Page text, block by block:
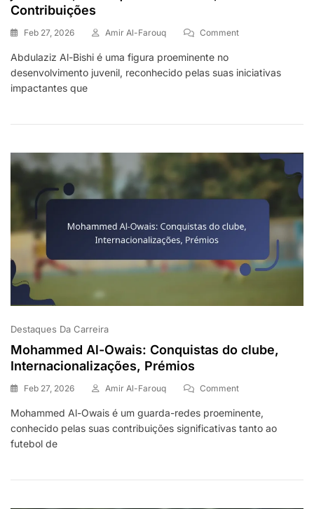
Contribuições
Feb 27, 2026 Amir Al-Farouq CommentOn
Bishi:
Destaques
Carreira,
Contribuições
Abdulaziz Al-Bishi é uma figura proeminente no
desenvolvimento juvenil, reconhecido pelas suas iniciativas
impactantes que
Destaques Da Carreira
Mohammed Al-Owais: Conquistas do clube,
Internacionalizações, Prémios
Feb 27, 2026 Amir Al-Farouq CommentOn
Al-
Owais:
Mohammed Al-Owais é um guarda-redes proeminente,
conhecido pelas suas contribuições significativas tanto ao
futebol de